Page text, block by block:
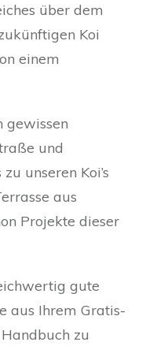
über dem
Koi
einem
gewissen
und
unseren Koi’s
aus
Projekte dieser
gute
aus Ihrem Gratis-
zu